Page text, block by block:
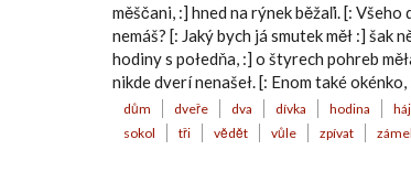
měščani, :] hned na rýnek běžaľi. [: Všeho
nemáš? [: Jaký bych já smutek měł :] šak
hodiny s połedňa, :] o štyrech pohreb
nikde dverí nenašeł. [: Enom také okénko,
dům dveře dva dívka hodina háj
sokol
tři vědět vůle zpívat